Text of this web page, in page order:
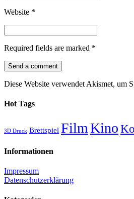
Website *
Required fields are marked *
Diese Website verwendet Akismet, um
Hot Tags
3D Druck Brettspiel FilmKino
Informationen
Impressum
Datenschutzerklärung